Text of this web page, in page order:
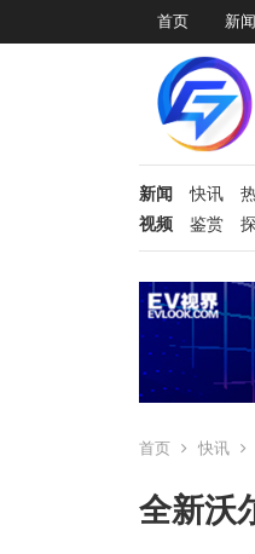
首页 新闻
新闻 快讯
视频
鉴赏
首页 快讯
全新沃